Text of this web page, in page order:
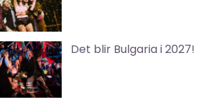
Det blir Bulgaria i 2027!